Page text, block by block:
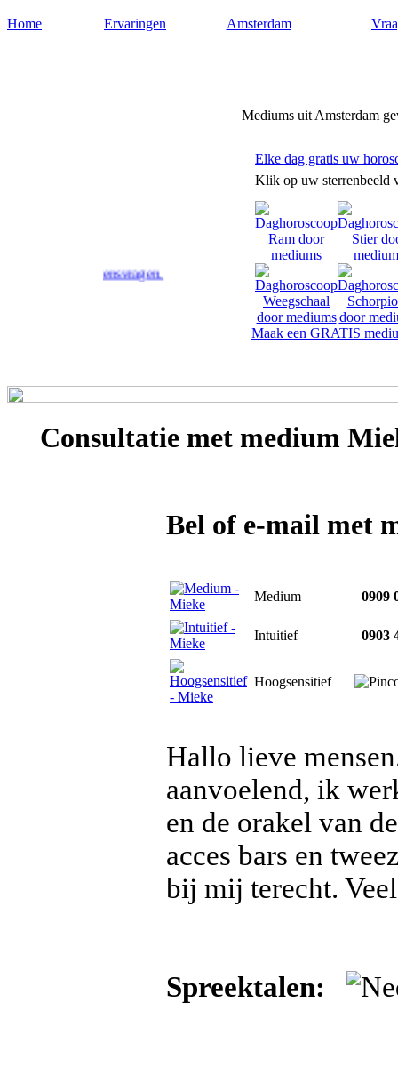
Home Ervaringen Amsterdam
Mediums uit Amsterdam
Elke dag gratis uw
Klik op uw sterrenbeeld
Maak een GRATIS
Consultatie met medium
Bel of e-mail met
Medium 0909
Intuitief 0903
Hoogsensitief
Hallo lieve
aanvoelend, ik
en de orakel van
acces bars en
bij mij terecht.
Spreektalen: